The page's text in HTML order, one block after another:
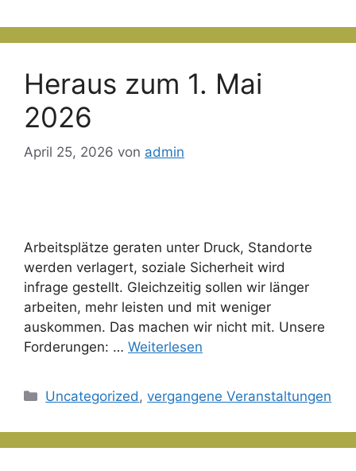
Heraus zum 1. Mai
2026
April 25, 2026 von admin
Arbeitsplätze geraten unter Druck, Standorte
werden verlagert, soziale Sicherheit wird
infrage gestellt. Gleichzeitig sollen wir länger
arbeiten, mehr leisten und mit weniger
auskommen. Das machen wir nicht mit. Unsere
Forderungen: … Weiterlesen
Kategorien
Uncategorized,vergangene Veranstaltungen